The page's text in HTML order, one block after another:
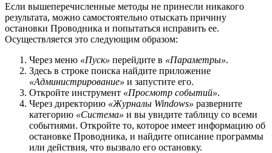
Если вышеперечисленные методы не принесли никакого
результата, можно самостоятельно отыскать причину
остановки Проводника и попытаться исправить ее.
Осуществляется это следующим образом:
Через меню «Пуск» перейдите в «Параметры».
Здесь в строке поиска найдите приложение
«Администрирование» и запустите его.
Откройте инструмент «Просмотр событий».
Через директорию «Журналы Windows» разверните
категорию «Система» и вы увидите таблицу со всеми
событиями. Откройте то, которое имеет информацию об
остановке Проводника, и найдите описание программы
или действия, что вызвало его остановку.